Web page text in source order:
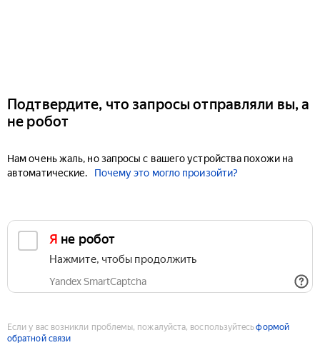
Подтвердите, что запросы отправляли вы, а
не робот
Нам очень жаль, но запросы с вашего устройства похожи на
автоматические.
Почему это могло произойти?
Я не робот
Нажмите, чтобы продолжить
Yandex SmartCaptcha
Если у вас возникли проблемы, пожалуйста, воспользуйтесьформой
обратной связи